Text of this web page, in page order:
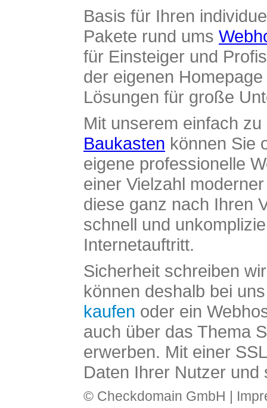
Basis für Ihren
Pakete rund ums
für Einsteiger und
der eigenen
Lösungen für große
Mit unserem einfach
Baukasten können Sie
eigene professionelle
einer Vielzahl
diese ganz nach Ihren
schnell und
Internetauftritt.
Sicherheit schreiben
können deshalb bei
kaufen oder ein
auch über das Thema
erwerben. Mit einer
Daten Ihrer Nutzer und
© Checkdomain GmbH |